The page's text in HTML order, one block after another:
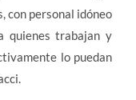
con personal idóneo
quienes trabajan y
lo puedan